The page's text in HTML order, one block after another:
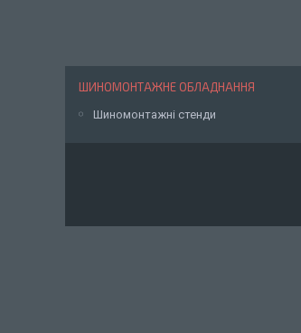
ШИНОМОНТАЖНЕ ОБЛАДНАННЯ
Шиномонтажні стенди